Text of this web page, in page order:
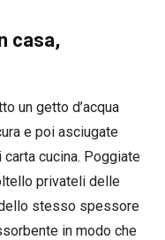
casa,
un getto d’acqua
e poi asciugate
cucina. Poggiate
privateli delle
stesso spessore
in modo che